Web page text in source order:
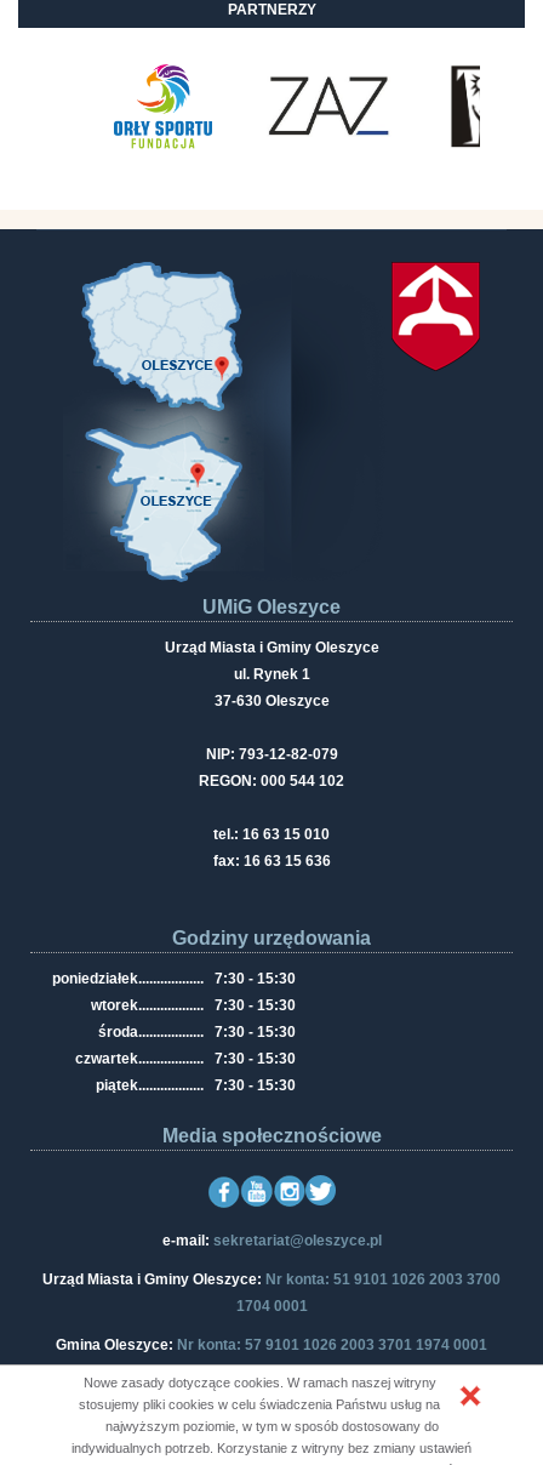
PARTNERZY
UMiG Oleszyce
Urząd Miasta i Gminy Oleszyce
ul. Rynek 1
37-630 Oleszyce
NIP: 793-12-82-079
REGON: 000 544 102
tel.: 16 63 15 010
fax: 16 63 15 636
Godziny urzędowania
poniedziałek..................
7:30 - 15:30
wtorek..................
7:30 - 15:30
środa..................
7:30 - 15:30
czwartek..................
7:30 - 15:30
piątek.................. 7:30 - 15:30
Media społecznościowe
e-mail: sekretariat@oleszyce.pl
Urząd Miasta i Gminy Oleszyce: Nr konta: 51 9101 1026 2003 3700
1704 0001
Gmina Oleszyce: Nr konta: 57 9101 1026 2003 3701 1974 0001
Copyright © Oficjalny Portal Informacyjny Urzędu Miasta i Gminy
Oleszyce
Nowe zasady dotyczące cookies. W ramach naszej witryny
stosujemy pliki cookies w celu świadczenia Państwu usług na
najwyższym poziomie, w tym w sposób dostosowany do
indywidualnych potrzeb. Korzystanie z witryny bez zmiany ustawień